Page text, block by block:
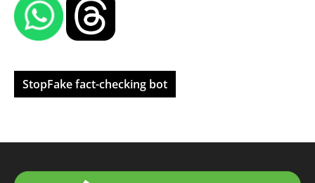
StopFake fact-checking bot